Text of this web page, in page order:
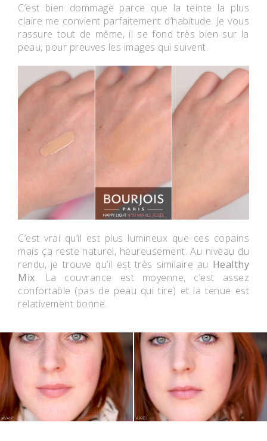
C’est bien dommage parce que la teinte la plus
claire me convient parfaitement d’habitude. Je vous
rassure tout de même, il se fond très bien sur la
peau, pour preuves les images qui suivent.
C’est vrai qu’il est plus lumineux que ces copains
mais ça reste naturel, heureusement. Au niveau du
rendu, je trouve qu’il est très similaire au Healthy
Mix. La couvrance est moyenne, c’est assez
confortable (pas de peau qui tire) et la tenue est
relativement bonne.